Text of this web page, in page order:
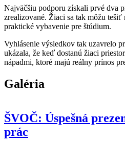
Najväčšiu podporu získali prvé dva
zrealizované. Žiaci sa tak môžu
praktické vybavenie pre štúdium.
Vyhlásenie výsledkov tak uzavrelo
ukázala, že keď dostanú žiaci
nápadmi, ktoré majú reálny prínos
Galéria
ŠVOČ: Úspešná
prác